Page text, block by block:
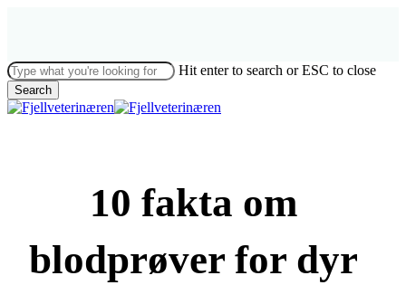
content
Hit enter to search or ESC to close
Search
Close
10 fakta om
blodprøver for dyr